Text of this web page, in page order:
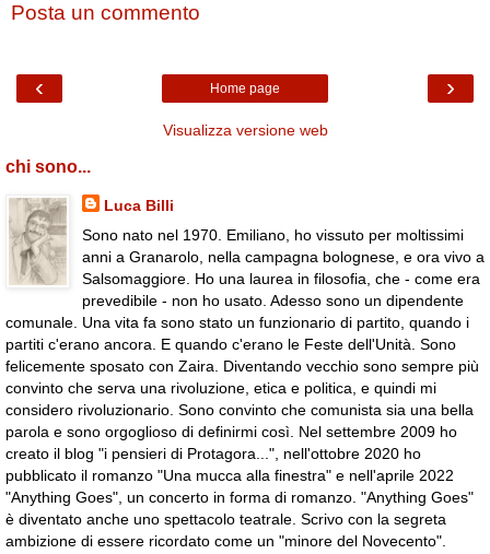
Posta un commento
‹ ›
Home page
Visualizza versione web
chi sono...
Luca Billi
Sono nato nel 1970. Emiliano, ho vissuto per moltissimi
anni a Granarolo, nella campagna bolognese, e ora vivo a
Salsomaggiore. Ho una laurea in filosofia, che - come era
prevedibile - non ho usato. Adesso sono un dipendente
comunale. Una vita fa sono stato un funzionario di partito, quando i
partiti c'erano ancora. E quando c'erano le Feste dell'Unità. Sono
felicemente sposato con Zaira. Diventando vecchio sono sempre più
convinto che serva una rivoluzione, etica e politica, e quindi mi
considero rivoluzionario. Sono convinto che comunista sia una bella
parola e sono orgoglioso di definirmi così. Nel settembre 2009 ho
creato il blog "i pensieri di Protagora...", nell'ottobre 2020 ho
pubblicato il romanzo "Una mucca alla finestra" e nell'aprile 2022
"Anything Goes", un concerto in forma di romanzo. "Anything Goes"
è diventato anche uno spettacolo teatrale. Scrivo con la segreta
ambizione di essere ricordato come un "minore del Novecento".